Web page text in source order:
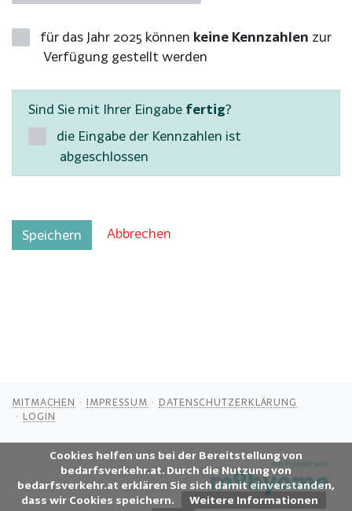
Cookies helfen uns bei der Bereitstellung von
bedarfsverkehr.at. Durch die Nutzung von
bedarfsverkehr.at erklären Sie sich damit einverstanden,
dass wir Cookies speichern.
Weitere Informationen
für das Jahr 2025 können keine Kennzahlen zur
Verfügung gestellt werden
Sind Sie mit Ihrer Eingabe fertig?
die Eingabe der Kennzahlen ist
abgeschlossen
Speichern Abbrechen
MITMACHEN IMPRESSUM
DATENSCHUTZERKLÄRUNG
LOGIN